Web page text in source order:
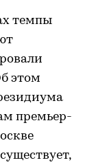
темпы
этом
премьер-